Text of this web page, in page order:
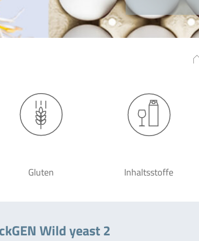
Gluten Inhaltsstoffe
Wild yeast 2